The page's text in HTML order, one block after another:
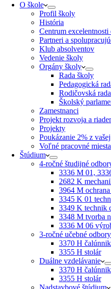
O škole
Profil školy
História
Centrum
Partneri a
Klub absolventov
Vedenie školy
Orgány školy
Rada školy
Pedagogická
Rodičovská rada
Školský
Zamestnanci
Projekt rozvoja a
Projekty
Poukázanie 2% z
Voľné pracovné miesta
Štúdium
4-ročné študijné
3336 M 01,
2682 K
3964 M
3345 K 01
3349 K technik
3348 M tvorba
3336 M 06
3-ročné učebné odbory
3370 H čalúnnik
3355 H stolár
Duálne vzdelávanie
3370 H čalúnnik
3355 H stolár